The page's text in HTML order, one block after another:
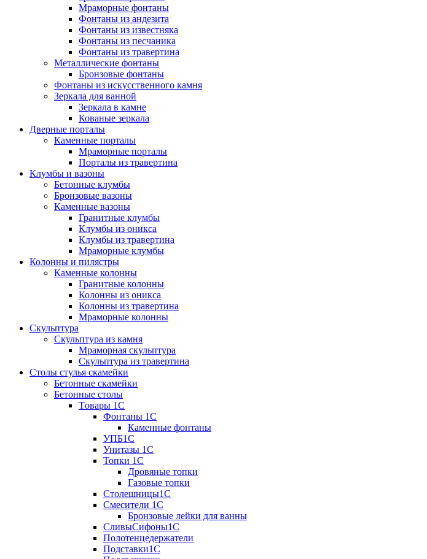
Мраморные фонтаны
Фонтаны из андезита
Фонтаны из известняка
Фонтаны из песчаника
Фонтаны из травертина
Металлические фонтаны
Бронзовые фонтаны
Фонтаны из искусственного камня
Зеркала для ванной
Зеркала в камне
Кованые зеркала
Дверные порталы
Каменные порталы
Мраморные порталы
Порталы из травертина
Клумбы и вазоны
Бетонные клумбы
Бронзовые вазоны
Каменные вазоны
Гранитные клумбы
Клумбы из оникса
Клумбы из травертина
Мраморные клумбы
Колонны и пилястры
Каменные колонны
Гранитные колонны
Колонны из оникса
Колонны из травертина
Мраморные колонны
Скульптура
Скульптура из камня
Мраморная скульптура
Скульптура из травертина
Столы стулья скамейки
Бетонные скамейки
Бетонные столы
Tовары 1C
Фонтаны 1C
Каменные фонтаны
УПБ1С
Унитазы 1С
Топки 1С
Дровяные топки
Газовые топки
Столешницы1С
Смесители 1С
Бронзовые лейки для ванны
СливыСифоны1С
Полотенцедержатели
Подставки1С